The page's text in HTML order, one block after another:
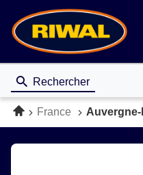
Rechercher
AccueilFrance